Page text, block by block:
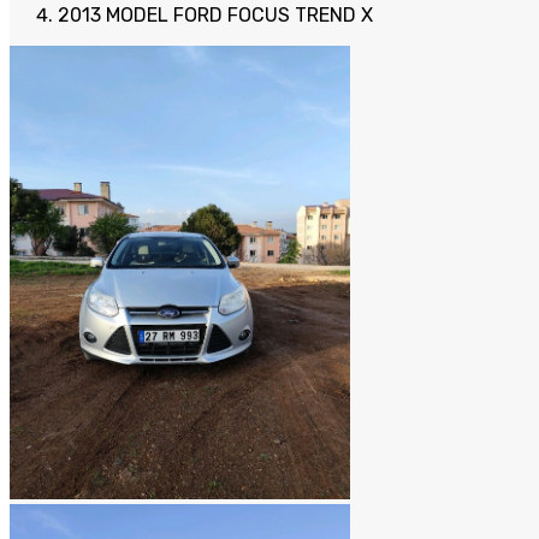
2013 MODEL FORD FOCUS TREND X